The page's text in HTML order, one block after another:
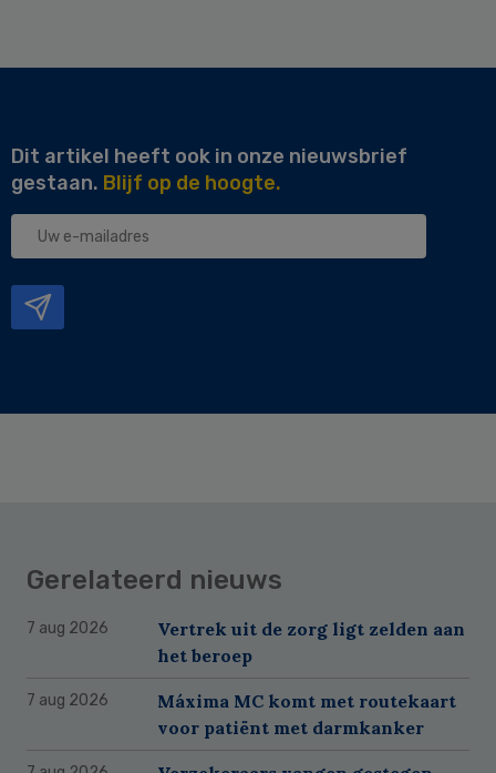
Dit artikel heeft ook in onze nieuwsbrief
gestaan. Blijf op de hoogte.
Uw
Gerelateerd nieuws
7 aug 2026
Vertrek uit de zorg ligt zelden aan
het beroep
7 aug 2026
Máxima MC komt met routekaart
voor patiënt met darmkanker